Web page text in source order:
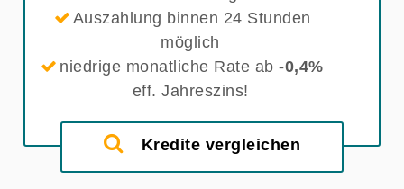
Auszahlung binnen 24 Stunden
möglich
niedrige monatliche Rate ab-0,4%
eff. Jahreszins!
Kredite vergleichen